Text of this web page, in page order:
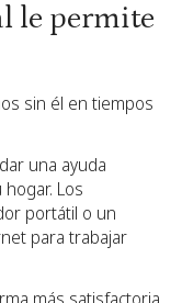
le permite
sin él en tiempos
una ayuda
Los
portátil o un
para trabajar